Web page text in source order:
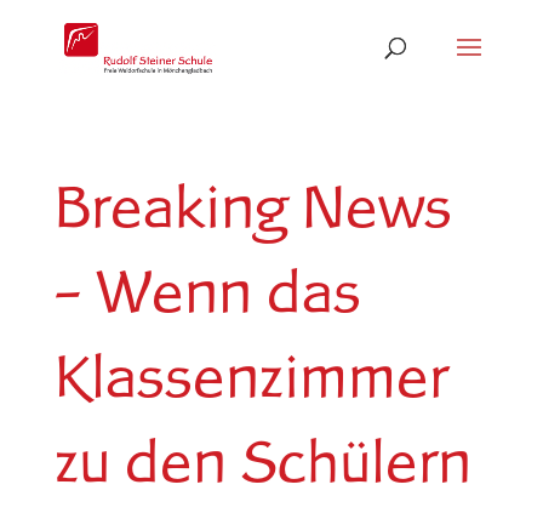
Breaking News
– Wenn das
Klassenzimmer
zu den Schülern